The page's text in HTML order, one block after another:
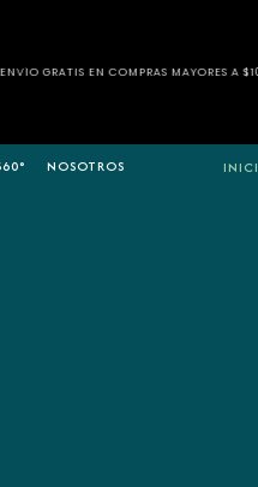
MAYORES A $1000 MXN ENVÍO
NOSOTROS